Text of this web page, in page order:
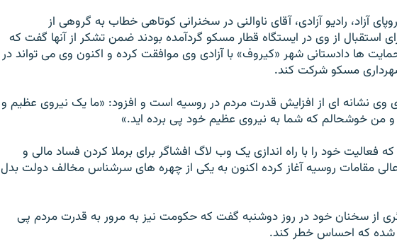
آزاد، رادیو آزادی، آقای ناوالنی در سخنرانی کوتاهی خطاب به گروهی از
استقبال از وی در ايستگاه قطار مسکو گردآمده بودند ضمن تشکر از آنها گفت که
ها دادستانی شهر «کيروف» با آزادی وی موافقت کرده و اکنون وی می تواند در
شهرداری مسکو شرکت کند.
وی نشانه ای از افزايش قدرت مردم در روسيه است و افزود: «ما يک نيروی عظيم و
من خوشحالم که شما به نيروی عظيم خود پی برده ايد.»
که فعاليت خود را با راه اندازی يک وب لاگ افشاگر برای برملا کردن فساد مالی و
مقامات روسيه آغاز کرده اکنون به يکی از چهره های سرشناس مخالف دولت بدل
از سخنان خود در روز دوشنبه گفت که حکومت نيز به مرور به قدرت مردم پی
شده که احساس خطر کند.